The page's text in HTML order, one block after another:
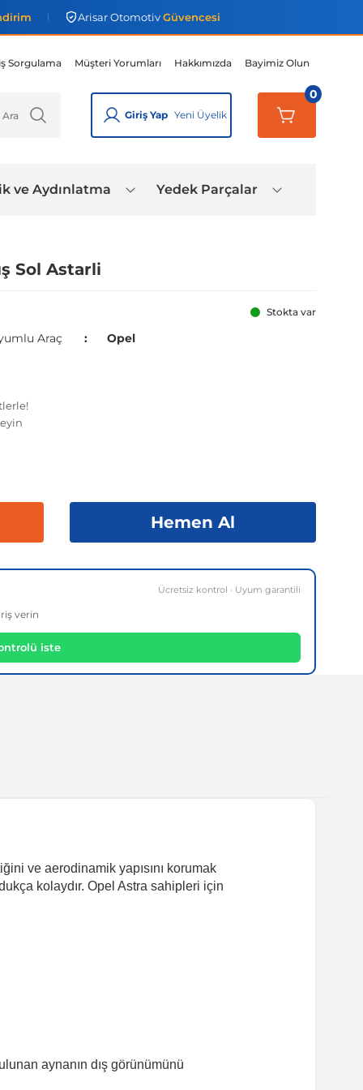
Arisar OtomotivGüvencesi
Sorgulama Müşteri Yorumları Hakkımızda Bayimiz Olun
Giriş Yap Yeni Üyelik
0
ve Aydınlatma Yedek Parçalar
Sol Astarli
Stokta var
Araç Opel
Hemen Al
Ücretsiz kontrol · Uyum garantili
verin
iste
ve aerodinamik yapısını korumak
kolaydır. Opel Astra sahipleri için
aynanın dış görünümünü